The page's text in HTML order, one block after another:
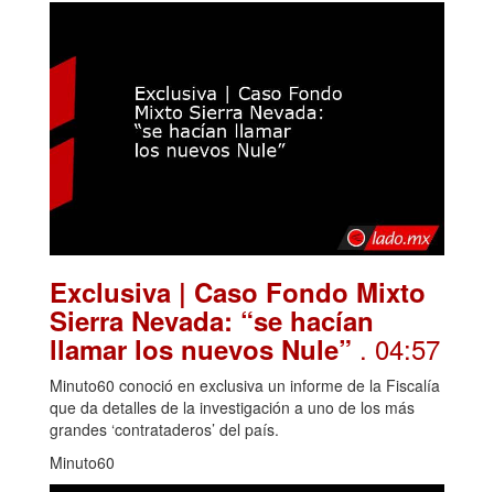
Exclusiva | Caso Fondo Mixto
Sierra Nevada: “se hacían
llamar los nuevos Nule” . 04:57
Minuto60 conoció en exclusiva un informe de la Fiscalía
que da detalles de la investigación a uno de los más
grandes ‘contrataderos’ del país.
Minuto60